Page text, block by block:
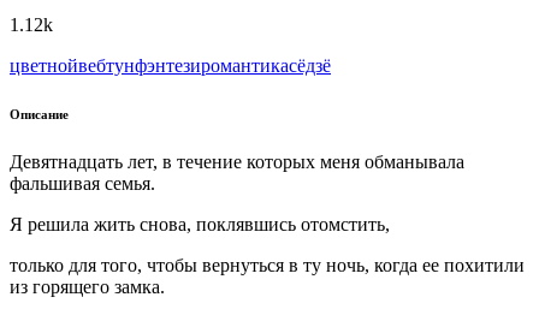
1.12k
цветнойвeбтунфэнтезиромантикасёдзё
Описание
Девятнадцать лет, в течение которых меня обманывала
фальшивая семья.
Я решила жить снова, поклявшись отомстить,
только для того, чтобы вернуться в ту ночь, когда ее похитили
из горящего замка.